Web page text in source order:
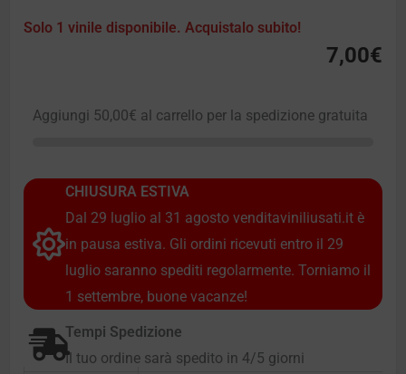
Solo 1 vinile disponibile. Acquistalo subito!
7,00€
Aggiungi 50,00€ al carrello per la spedizione gratuita
CHIUSURA ESTIVA
Dal 29 luglio al 31 agosto venditaviniliusati.it è
in pausa estiva. Gli ordini ricevuti entro il 29
luglio saranno spediti regolarmente. Torniamo il
1 settembre, buone vacanze!
Tempi Spedizione
Il tuo ordine sarà spedito in 4/5 giorni